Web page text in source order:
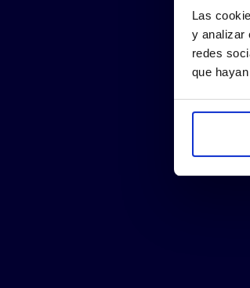
Las
y analizar
redes
que